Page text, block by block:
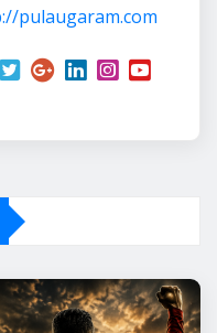
pulaugaram.com